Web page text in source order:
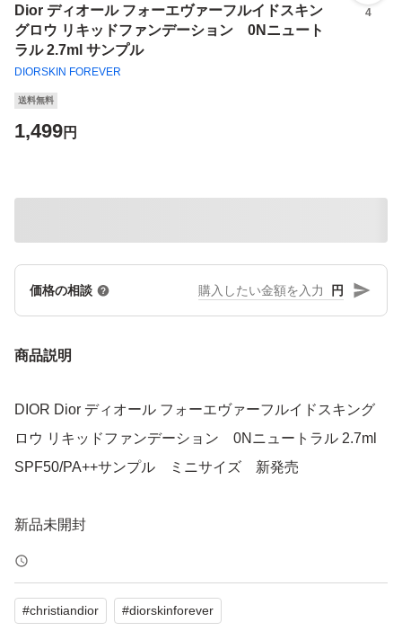
Dior ディオール フォーエヴァーフルイドスキン
グロウ リキッドファンデーション 0Nニュート
ラル 2.7ml サンプル
DIORSKIN FOREVER
4
送料無料
1,499円
価格の相談 円
商品説明
DIOR Dior ディオール フォーエヴァーフルイドスキング
ロウ リキッドファンデーション 0Nニュートラル 2.7ml
SPF50/PA++サンプル ミニサイズ 新発売
新品未開封
#christiandior #diorskinforever